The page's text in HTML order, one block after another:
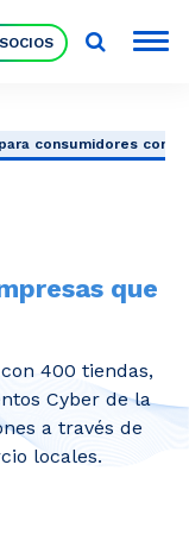
consumidores con
que
400 tiendas,
Cyber de la
a través de
locales.